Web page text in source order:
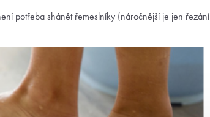
potřeba shánět řemeslníky (náročnější je jen řezání